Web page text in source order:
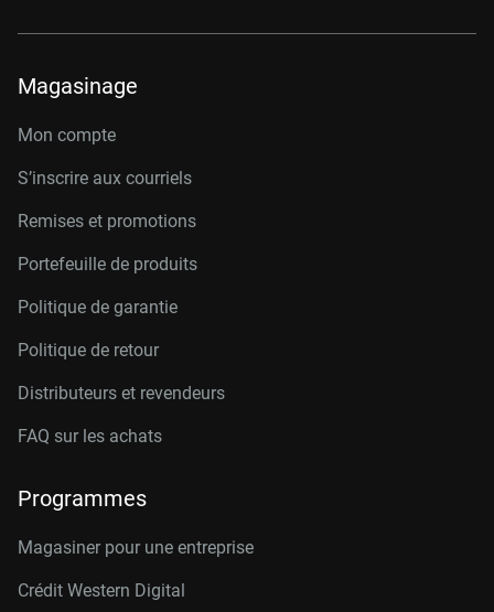
Magasinage
Mon compte
S’inscrire aux courriels
Remises et promotions
Portefeuille de produits
Politique de garantie
Politique de retour
Distributeurs et revendeurs
FAQ sur les achats
Programmes
Magasiner pour une entreprise
Crédit Western Digital